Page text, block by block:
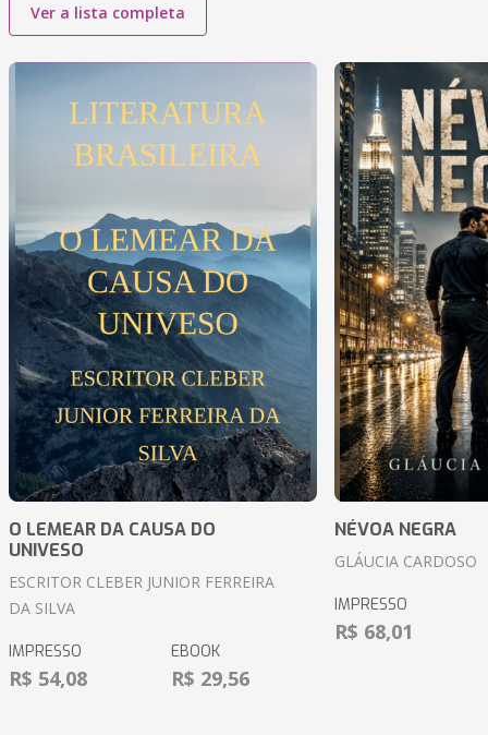
Ver a lista completa
O LEMEAR DA CAUSA DO
UNIVESO
ESCRITOR CLEBER JUNIOR FERREIRA
DA SILVA
IMPRESSO
R$ 54,08
EBOOK
R$ 29,56
NÉVOA NEGRA
GLÁUCIA CARDOSO
IMPRESSO
R$ 68,01